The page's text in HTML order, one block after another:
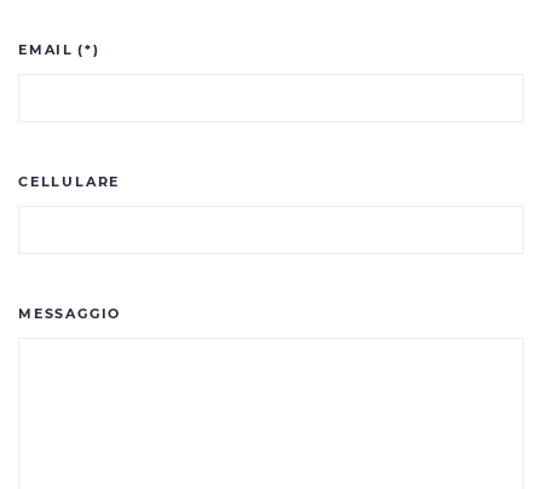
EMAIL (*)
CELLULARE
MESSAGGIO